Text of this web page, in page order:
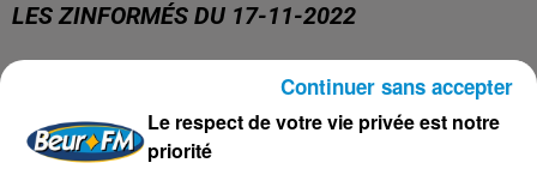
LES ZINFORMÉS DU 17-11-2022
Les Zinformés, le rendez-vous avec l'actualité !
Le respect de votre vie privée est notre
priorité
Continuer sans accepter